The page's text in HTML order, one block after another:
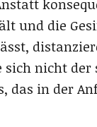
und die
nicht der
das in der